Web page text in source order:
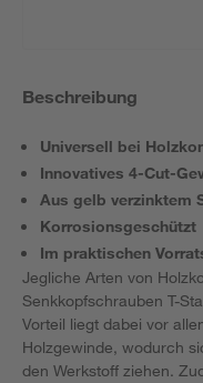
Beschreibung
Universell bei
Innovatives 4-Cut-
Aus gelb verzinktem
Korrosionsgeschützt
Im praktischen
Jegliche Arten von
Senkkopfschrauben T-
Vorteil liegt dabei vor
Holzgewinde, wodurch
den Werkstoff ziehen.